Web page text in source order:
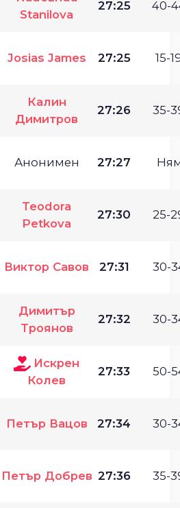
Stanilova
27:25 40-
Josias James 27:25 15-
Калин
Димитров
27:26 35-
Анонимен 27:27
Teodora
Petkova
27:30 25-
Виктор Савов 27:31 30-
Димитър
Троянов
27:32 30-
Искрен
Колев
27:33 50-
Петър Вацов 27:34 30-
Петър Добрев 27:36 35-